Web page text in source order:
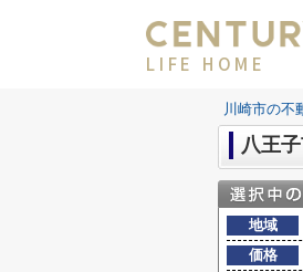
LIFE HOME
川崎市の
八王
地域
価格